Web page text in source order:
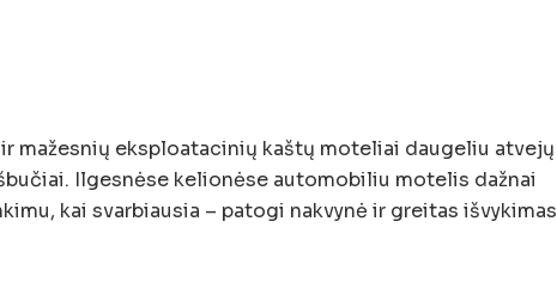
mažesnių eksploatacinių kaštų moteliai daugeliu atvejų
Ilgesnėse kelionėse automobiliu motelis dažnai
kai svarbiausia – patogi nakvynė ir greitas išvykimas